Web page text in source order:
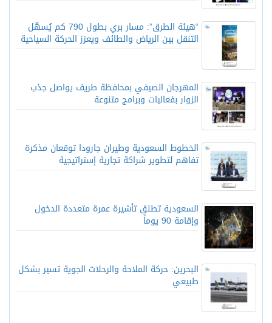
“هيئة الطرق”: مسار بري بطول 790 كم يُسهّل
التنقل بين الرياض والطائف ويعزز الحركة السياحية
المهرجان الصيفي بمحافظة طريف يواصل جذب
الزوار بفعاليات وبرامج متنوعة
الخطوط السعودية وطيران جارودا توقعان مذكرة
تفاهم لتطوير شراكة تجارية إستراتيجية
السعودية تطلق تأشيرة عمرة متعددة الدخول
وإقامة 90 يوماً
البحرين: حركة الملاحة والرحلات الجوية تسير بشكل
طبيعي